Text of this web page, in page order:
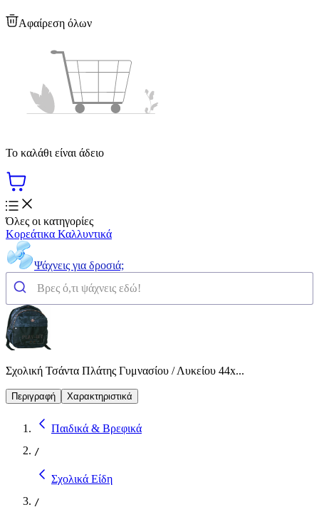
Αφαίρεση όλων
Το καλάθι είναι άδειο
Όλες οι κατηγορίες
Κορεάτικα Καλλυντικά
Ψάχνεις για δροσιά;
Σχολική Τσάντα Πλάτης Γυμνασίου / Λυκείου 44x...
Περιγραφή Χαρακτηριστικά
Παιδικά & Βρεφικά
/
Σχολικά Είδη
/